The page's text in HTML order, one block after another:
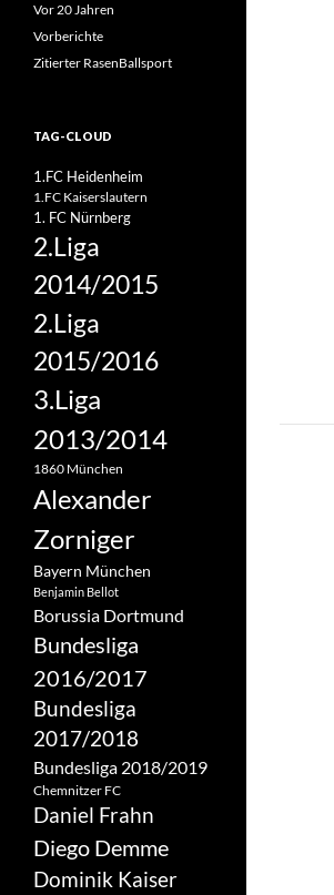
Vor 20 Jahren
Vorberichte
Zitierter RasenBallsport
TAG-CLOUD
1.FC Heidenheim
1.FC Kaiserslautern
1. FC Nürnberg
2.Liga
2014/2015
2.Liga
2015/2016
3.Liga
2013/2014
1860 München
Alexander
Zorniger
Bayern München
Benjamin Bellot
Borussia Dortmund
Bundesliga
2016/2017
Bundesliga
2017/2018
Bundesliga 2018/2019
Chemnitzer FC
Daniel Frahn
Diego Demme
Dominik Kaiser